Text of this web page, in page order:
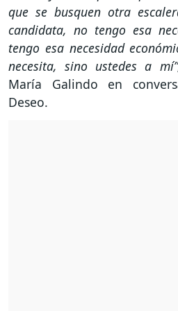
que se busquen otra
candidata, no tengo esa
tengo esa necesidad
necesita, sino ustedes a
María Galindo en
Deseo.